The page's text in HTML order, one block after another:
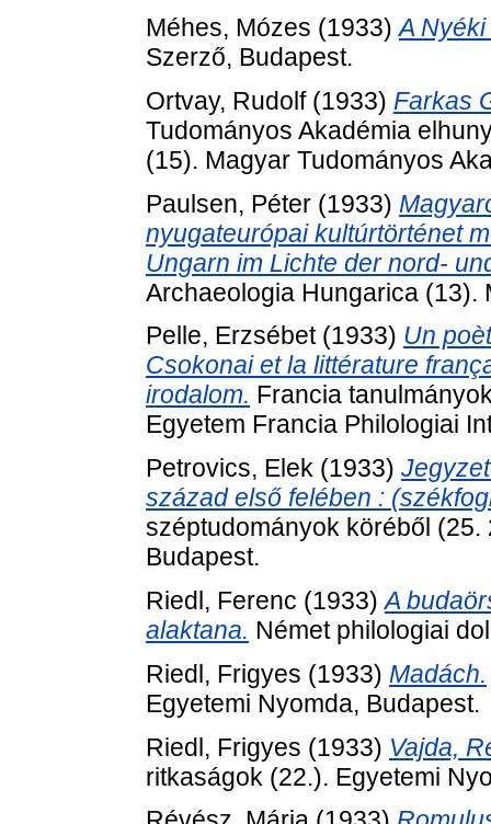
Méhes, Mózes (1933)A
Szerző, Budapest.
Ortvay, Rudolf(1933) Farkas
Tudományos Akadémia
(15). Magyar Tudományos
Paulsen, Péter (1933)
nyugateurópai kultúrtörténet
Ungarn im Lichte der nord-
Archaeologia Hungarica (13).
Pelle, Erzsébet(1933) Un
Csokonai et la littérature
irodalom. Francia
Egyetem Francia Philologiai
Petrovics, Elek (1933)
század első felében :
széptudományok köréből
Budapest.
Riedl, Ferenc (1933)A
alaktana. Német philologiai
Riedl, Frigyes (1933) Madách.
Egyetemi Nyomda, Budapest.
Riedl, Frigyes (1933) Vajda,
ritkaságok (22.). Egyetemi